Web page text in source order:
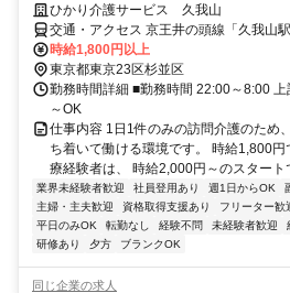
ひかり介護サービス 久我山
交通・アクセス 京王井の頭線「久我山
時給1,800円以上
東京都東京23区杉並区
勤務時間詳細 ■勤務時間 22:00～8:00
～OK
仕事内容 1日1件のみの訪問介護のため
ち着いて働ける環境です。 時給1,800
療経験者は、 時給2,000円～のスタート
業界未経験者歓迎 社員登用あり 週1日からOK
主婦・主夫歓迎
資格取得支援あり フリーター歓
平日のみOK
転勤なし 経験不問 未経験者歓迎
研修あり
夕方 ブランクOK
同じ企業の求人